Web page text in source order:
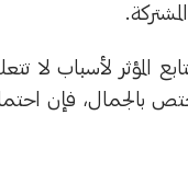
المؤثر لأسباب لا
بالجمال، فإن